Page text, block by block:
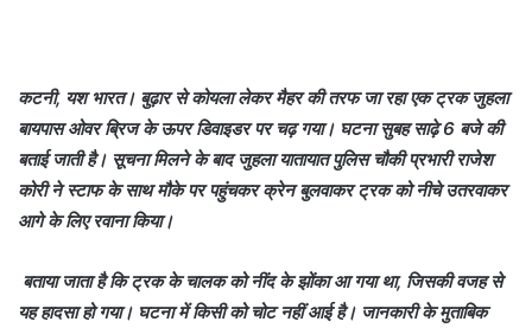
कटनी, यश भारत। बुढ़ार से कोयला लेकर मैहर की तरफ जा रहा एक ट्रक जुहला
बायपास ओवर ब्रिज के ऊपर डिवाइडर पर चढ़ गया। घटना सुबह साढ़े 6 बजे की
बताई जाती है। सूचना मिलने के बाद जुहला यातायात पुलिस चौकी प्रभारी राजेश
कोरी ने स्टाफ के साथ मौके पर पहुंचकर क्रेन बुलवाकर ट्रक को नीचे उतरवाकर
आगे के लिए रवाना किया।
बताया जाता है कि ट्रक के चालक को नींद के झोंका आ गया था, जिसकी वजह से
यह हादसा हो गया। घटना में किसी को चोट नहीं आई है। जानकारी के मुताबिक